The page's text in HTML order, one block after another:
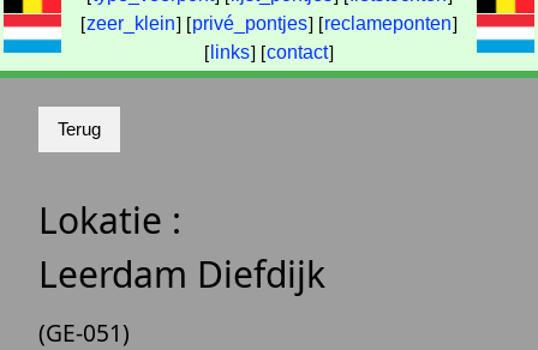
[zeer_klein] [privé_pontjes] [reclameponten]
[ links] [contact]
Lokatie :
Leerdam Diefdijk
(GE-051)